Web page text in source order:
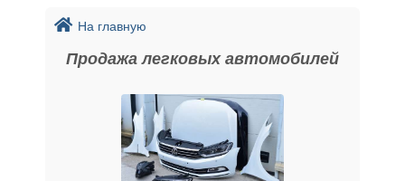
На главную
Продажа легковых автомобилей